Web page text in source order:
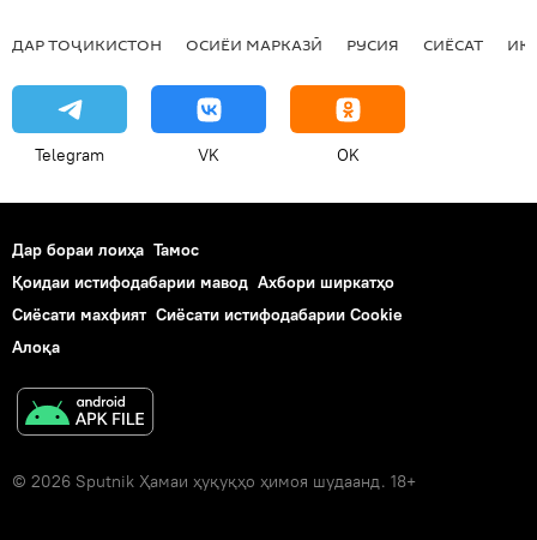
ДАР ТОҶИКИСТОН ОСИЁИ МАРКАЗӢ РУСИЯ СИЁСАТ
Telegram VK OK
Дар бораи лоиҳа Тамос
Қоидаи истифодабарии мавод Ахбори ширкатҳо
Сиёсати махфият Сиёсати истифодабарии Cookie
Алоқа
© 2026 Sputnik Ҳамаи ҳуқуқҳо ҳимоя шудаанд. 18+